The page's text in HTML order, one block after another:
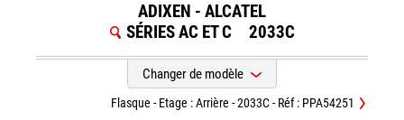
ADIXEN - ALCATEL
SÉRIES AC ET C
2033C
Changer de modèle
Flasque - Etage : Arrière - 2033C - Réf : PPA54251